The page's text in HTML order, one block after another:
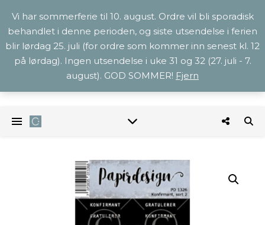
Vi har sommerferie til 10. august. Ordre vil bli sporadisk
behandlet i denne perioden, og siste utsendelse i ferien
blir lørdag 25. juli (for ordre som kommer inn senest kl. 12
på lørdag). Ingen utsendelse i uke 31 og 32 (27. juli - 7.
august). GOD SOMMER! Fjern